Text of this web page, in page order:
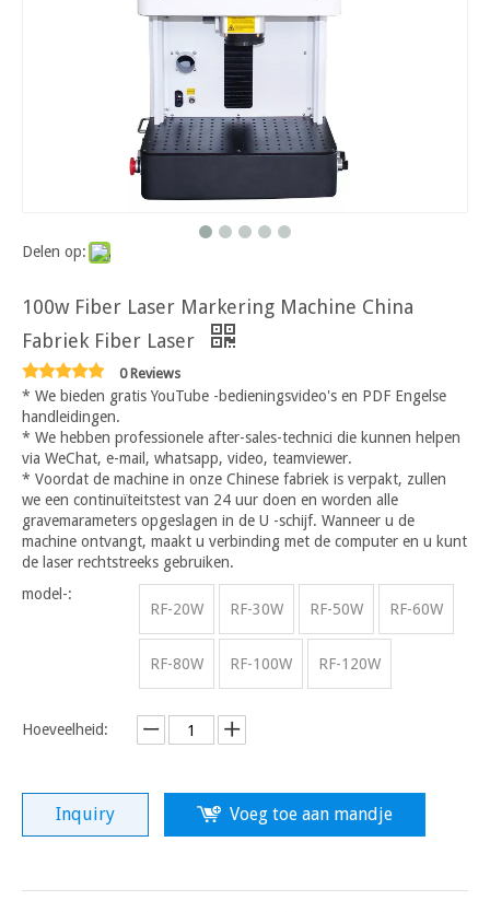
Delen op:
100w Fiber Laser Markering Machine China
Fabriek Fiber Laser
0 Reviews
* We bieden gratis YouTube -bedieningsvideo's en PDF Engelse
handleidingen.
* We hebben professionele after-sales-technici die kunnen helpen
via WeChat, e-mail, whatsapp, video, teamviewer.
* Voordat de machine in onze Chinese fabriek is verpakt, zullen
we een continuïteitstest van 24 uur doen en worden alle
gravemarameters opgeslagen in de U -schijf. Wanneer u de
machine ontvangt, maakt u verbinding met de computer en u kunt
de laser rechtstreeks gebruiken.
model-:
RF-20W
RF-30W RF-50W RF-60W
RF-80W RF-100W RF-120W
Hoeveelheid:
Inquiry Voeg toe aan mandje